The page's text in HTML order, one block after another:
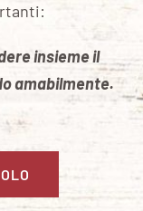
insieme il
amabilmente.